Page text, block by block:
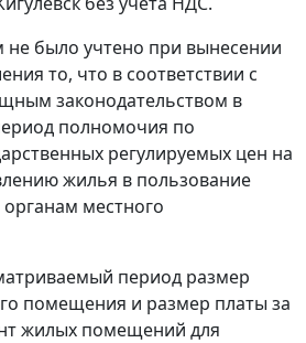
было учтено при вынесении
то, что в соответствии с
законодательством в
полномочия по
регулируемых цен на
жилья в пользование
местного
период размер
помещения и размер платы за
жилых помещений для